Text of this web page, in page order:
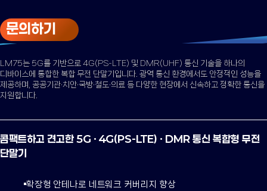
문의하기
LM75는 5G를 기반으로 4G(PS-LTE) 및 DMR(UHF) 통신 기술을 하나의
디바이스에 통합한 복합 무전 단말기입니다. 광역 통신 환경에서도 안정적인 성능을
제공하며, 공공기관·치안·국방·철도·의료 등 다양한 현장에서 신속하고 정확한 통신을
지원합니다.
콤팩트하고 견고한 5G · 4G(PS-LTE) · DMR 통신 복합형 무전
단말기
확장형 안테나로 네트워크 커버리지 향상